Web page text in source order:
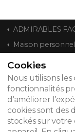
ADMIRABLES
Maison
CONTACT
© 2026
Cookies
Nous utilisons
fonctionnalités
d’améliorer
cookies sont des
stockés sur